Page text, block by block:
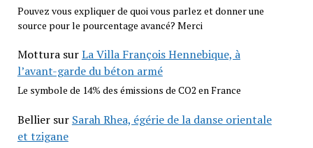
Pouvez vous expliquer de quoi vous parlez et donner une
source pour le pourcentage avancé? Merci
MotturasurLa Villa François Hennebique, à
l’avant-garde du béton armé
Le symbole de 14% des émissions de CO2 en France
Belliersur Sarah Rhea, égérie de la danse orientale
et tzigane